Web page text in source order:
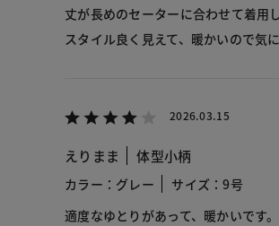
丈が長めのセーターに合わせて着用
スタイル良く見えて、暖かいので気に
2026.03.15
えりまま 体型小柄
カラー：グレー
サイズ：9号
適度なゆとりがあって、暖かいです。